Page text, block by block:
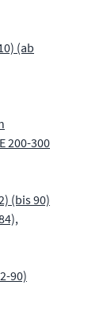
(ab
200-300
(bis 90)
90)